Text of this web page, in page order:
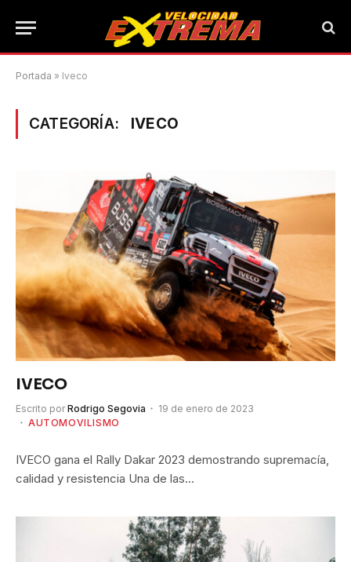
Portada » Iveco
CATEGORÍA: IVECO
IVECO
Escrito por Rodrigo Segovia
19 de enero de 2023
AUTOMOVILISMO
IVECO gana el Rally Dakar 2023 demostrando supremacía,
calidad y resistencia Una de las…